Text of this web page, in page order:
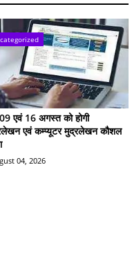
एवं 16 अगस्त को होगी
एवं कम्प्यूटर मुद्रलेखन कौशल
04, 2026